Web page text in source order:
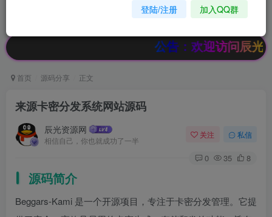
超低价文字广告位招租
公告：欢迎访问辰光资源网
首页 源码分享 正文
来源卡密分发系统网站源码
辰光资源网
相信自己，你也就成功了一半
关注 私信
0 35 8
源码简介
Beggars-Kami 是一个开源项目，专注于卡密分发管理。它提
登陆/注册 加入QQ群